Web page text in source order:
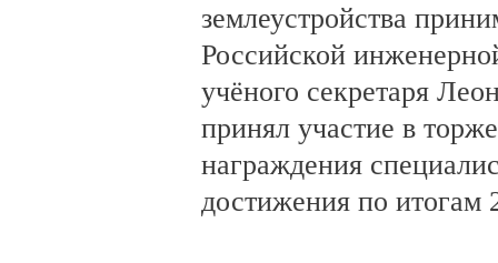
землеустройства
Российской
учёного секретаря
принял участие в
награждения
достижения по итогам